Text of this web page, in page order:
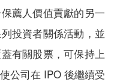
薦人價值貢獻的另一
投資者關係活動，並
有關股票，可保持上
公司在 IPO 後繼續受